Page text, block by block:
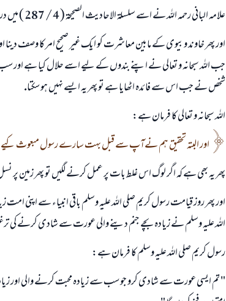
علامہ البانى رحمہ اللہ نے اسے سلسلۃ الاحاديث الصحيحۃ ( 4 / 287 ) ميں درج كيا ہے.
اور پھر خاوند و بيوى كے مابين معاشرت كو ايك غير صحيح امر كا وصف دينا
جب اللہ سبحانہ و تعالى نے اپنے بندوں كے ليے اسے حلال كيا ہے اور
شخص نے جب اس سے فائدہ اٹھايا ہے تو پھر يہ ايسے نہيں ہو سكتا.
اللہ سبحانہ و تعالى كا فرمان ہے:
اور البتہ تحقيق ہم نےآپ سے قبل بہت سارے رسول مبعوث كيے اور
پھر يہ بھى ہے كہ اگر لوگ اس غلط بات پر عمل كرنے لگيں تو پھر زمين پر
اور پھر روز قيامت رسول كريم صلى اللہ عليہ وسلم باقى انبياء سے اپنى
اللہ عليہ وسلم نے زيادہ بچے جنم دينے والى عورت سے شادى كرنے كى
رسول كريم صلى اللہ عليہ وسلم كا فرمان ہے:
" تم ايسى عورت سے شادى كرو جو سب سے زيادہ محبت كرنے والى اور